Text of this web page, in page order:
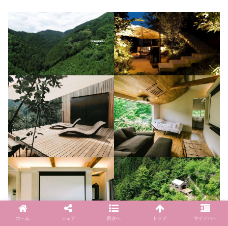
ホーム シェア 目次へ トップ サイドバー